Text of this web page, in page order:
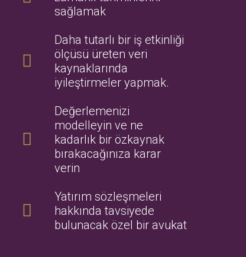
sağlamak
Daha tutarlı bir iş etkinliği
ölçüsü üreten veri
kaynaklarında
iyileştirmeler yapmak.
Değerlemenizi
modelleyin ve ne
kadarlık bir özkaynak
bırakacağınıza karar
verin
Yatırım sözleşmeleri
hakkında tavsiyede
bulunacak özel bir avukat